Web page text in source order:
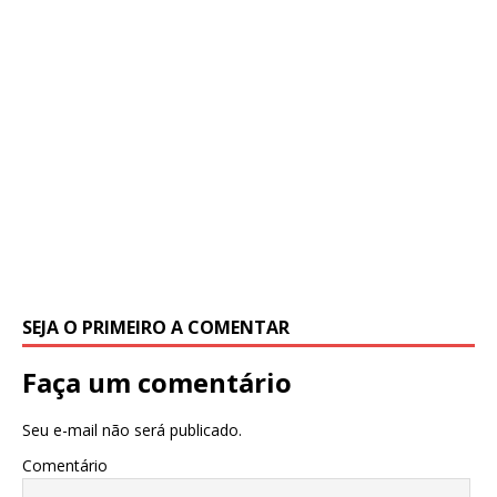
SEJA O PRIMEIRO A COMENTAR
Faça um comentário
Seu e-mail não será publicado.
Comentário